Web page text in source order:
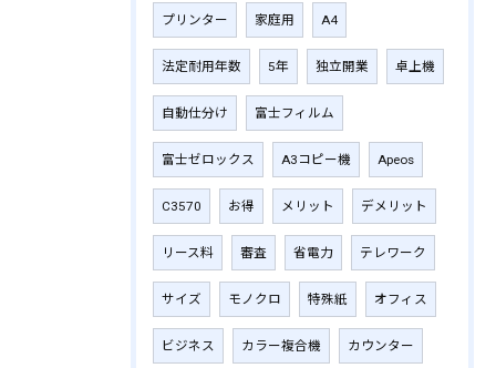
プリンター 家庭用 A4
法定耐用年数 5年 独立開業 卓上機
自動仕分け 富士フィルム
富士ゼロックス A3コピー機 Apeos
C3570 お得 メリット デメリット
リース料 審査 省電力 テレワーク
サイズ モノクロ 特殊紙 オフィス
ビジネス カラー複合機 カウンター